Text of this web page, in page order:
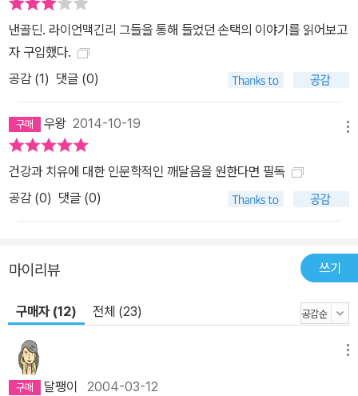
낸골딘. 라이언맥긴리 그들을 통해 들었던 손택의 이야기를 읽어보고
자 구입했다.
공감 (1) 댓글 (0)
우왕 2014-10-19
건강과 치유에 대한 인문학적인 깨달음을 원한다면 필독
공감 (0) 댓글 (0)
마이리뷰 쓰기
구매자 (12) 전체 (23)
달팽이 2004-03-12